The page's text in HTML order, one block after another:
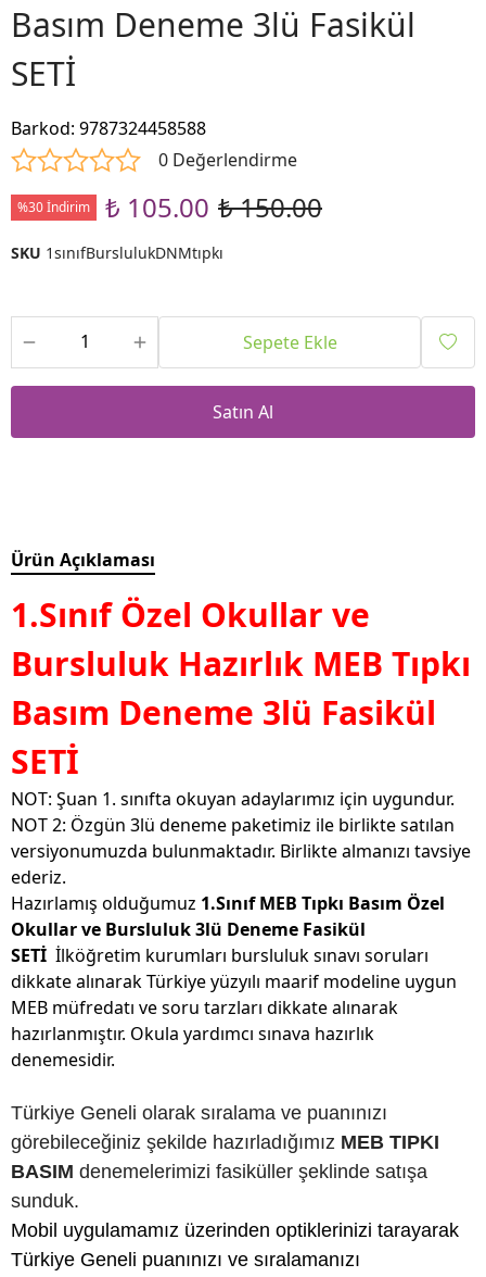
Basım Deneme 3lü Fasikül
SETİ
Barkod: 9787324458588
0 Değerlendirme
%30 İndirim ₺ 105.00 ₺ 150.00
SKU 1sınıfBurslulukDNMtıpkı
Sepete Ekle
Satın Al
Ürün Açıklaması
1.Sınıf Özel Okullar ve
Bursluluk Hazırlık MEB Tıpkı
Basım Deneme 3lü Fasikül
SETİ
NOT: Şuan 1. sınıfta okuyan adaylarımız için uygundur.
NOT 2: Özgün 3lü deneme paketimiz ile birlikte satılan
versiyonumuzda bulunmaktadır. Birlikte almanızı tavsiye
ederiz.
Hazırlamış olduğumuz 1.Sınıf MEB Tıpkı Basım Özel
Okullar ve Bursluluk 3lü Deneme Fasikül
SETİ İlköğretim kurumları bursluluk sınavı soruları
dikkate alınarak Türkiye yüzyılı maarif modeline uygun
MEB müfredatı ve soru tarzları dikkate alınarak
hazırlanmıştır. Okula yardımcı sınava hazırlık
denemesidir.
Türkiye Geneli olarak sıralama ve puanınızı
görebileceğiniz şekilde hazırladığımız MEB TIPKI
BASIM denemelerimizi fasiküller şeklinde satışa
sunduk.
Mobil uygulamamız üzerinden optiklerinizi tarayarak
Türkiye Geneli puanınızı ve sıralamanızı